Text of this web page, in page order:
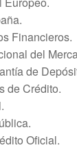
Financieros.
del
de
de Crédito.
Oficial.